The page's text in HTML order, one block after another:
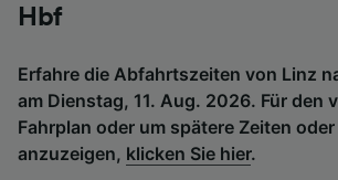
Hbf
Erfahre die Abfahrtszeiten von Linz
am Dienstag, 11. Aug. 2026. Für den
Fahrplan oder um spätere Zeiten oder
anzuzeigen, klicken Sie hier.